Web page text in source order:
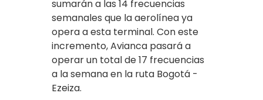
sumarán a las 14 frecuencias
semanales que la aerolínea ya
opera a esta terminal. Con este
incremento, Avianca pasará a
operar un total de 17 frecuencias
a la semana en la ruta Bogotá -
Ezeiza.